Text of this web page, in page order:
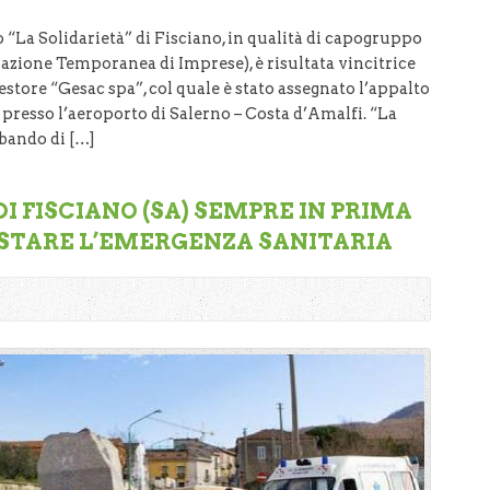
Solidarietà” di Fisciano, in qualità di capogruppo
Temporanea di Imprese), è risultata vincitrice
“Gesac spa”, col quale è stato assegnato l’appalto
l’aeroporto di Salerno – Costa d’Amalfi. “La
di […]
FISCIANO (SA) SEMPRE IN PRIMA
L’EMERGENZA SANITARIA